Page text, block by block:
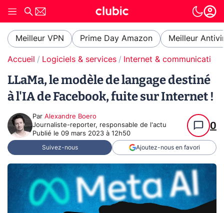
Meilleur VPN Prime Day Amazon Meilleur
Accueil Logiciels & services Internet & communication
LLaMa, le modèle de langage destiné
à l'IA de Facebook, fuite sur Internet !
Par Alexandre Boero
Journaliste-reporter, responsable de l'actu
Publié le 09 mars 2023 à 12h50
0
Suivez-nous Ajoutez-nous en favori